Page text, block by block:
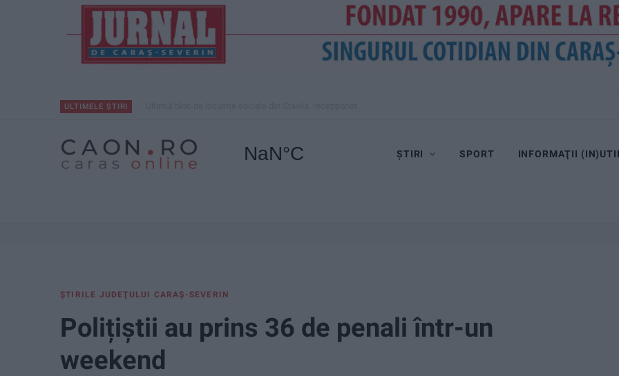
ULTIMELE ȘTIRI
ȘTIRI SPORT INFORMAŢII
ŞTIRILE JUDEŢULUI CARAŞ-SEVERIN
Polițiștii au prins 36 de penali într-un
weekend